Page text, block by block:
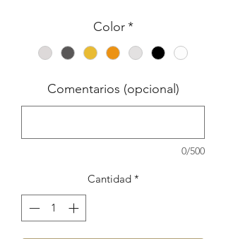
Color *
Comentarios (opcional)
0/500
Cantidad *